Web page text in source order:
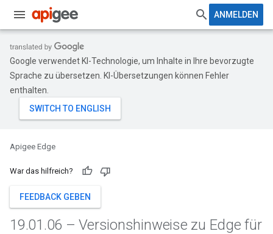
ANMELDEN
Google verwendet KI-Technologie, um Inhalte in Ihre bevorzugte
Sprache zu übersetzen. KI-Übersetzungen können Fehler
enthalten.
Apigee Edge
War das hilfreich?
FEEDBACK GEBEN
19.01 .06 – Versionshinweise zu Edge für